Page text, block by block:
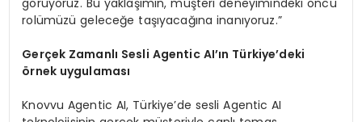
görüyoruz. Bu yaklaşımın, müşteri deneyimindeki öncü
rolümüzü geleceğe taşıyacağına inanıyoruz.”
Gerçek Zamanlı Sesli Agentic AI’ın Türkiye’deki
örnek uygulaması
Knovvu Agentic AI, Türkiye’de sesli Agentic AI